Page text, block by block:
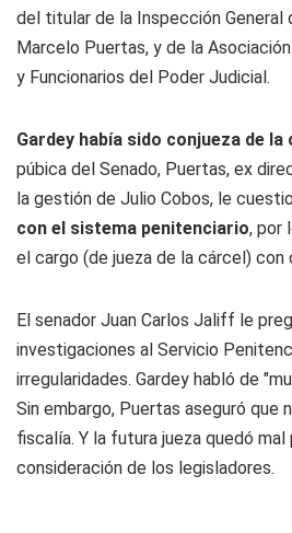
del titular de la Inspección General
Marcelo Puertas, y de la
y Funcionarios del Poder Judicial.
Gardey había sido conjueza de la
púbica del Senado, Puertas, ex
la gestión de Julio Cobos, le
con el sistema penitenciario, por
el cargo (de jueza de la cárcel) con
El senador Juan Carlos Jaliff le
investigaciones al Servicio
irregularidades. Gardey habló de
Sin embargo, Puertas aseguró que
fiscalía. Y la futura jueza quedó mal
consideración de los legisladores.